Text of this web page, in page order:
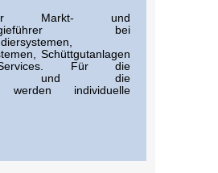
Markt- und
bei
Schüttgutanlagen
Für die
und die
werden individuelle